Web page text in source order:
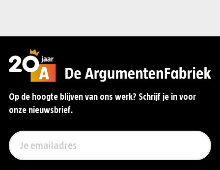
Op de hoogte blijven van ons werk? Schrijf je in voor
onze nieuwsbrief.